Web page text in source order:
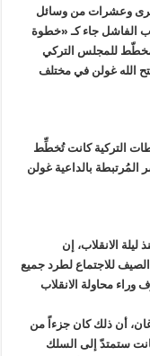
كبرى وعشرات من وسائل
الفاشل جاء كـ «خطوة
رداً على مخطّط للمجلس التركي
الله غولن في مختلف
التركية كانت تُخطِّط
المُرتبطة بالداعية غولن
الانقلاب، إن
للاجتماع لطرد جميع
وراء محاولة الانقلاب
أن ذلك كان جزءاً من
ستمتدّ إلى السلك